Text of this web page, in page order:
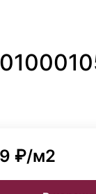
₽/м2